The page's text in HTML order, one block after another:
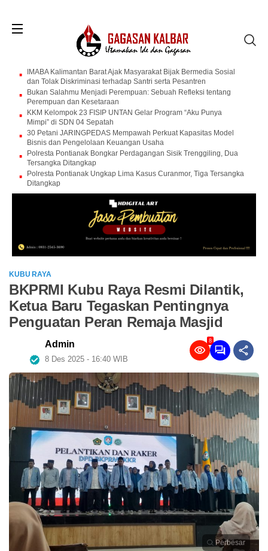
IMABA Kalimantan Barat Ajak Masyarakat Bijak Bermedia Sosial
dan Tolak Diskriminasi terhadap Santri serta Pesantren
Bukan Salahmu Menjadi Perempuan: Sebuah Refleksi tentang
Perempuan dan Kesetaraan
KKM Kelompok 23 FISIP UNTAN Gelar Program “Aku Punya
Mimpi” di SDN 04 Sepatah
30 Petani JARINGPEDAS Mempawah Perkuat Kapasitas Model
Bisnis dan Pengelolaan Keuangan Usaha
Polresta Pontianak Bongkar Perdagangan Sisik Trenggiling, Dua
Tersangka Ditangkap
Polresta Pontianak Ungkap Lima Kasus Curanmor, Tiga Tersangka
Ditangkap
KUBU RAYA
BKPRMI Kubu Raya Resmi Dilantik,
Ketua Baru Tegaskan Pentingnya
Penguatan Peran Remaja Masjid
Admin
8 Des 2025 - 16:40 WIB
8
Perbesar